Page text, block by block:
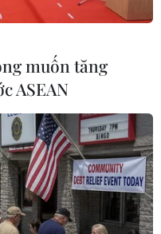
bá đất nước,
Nam
muốn tăng
ASEAN